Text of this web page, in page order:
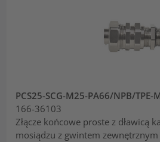
PCS25-SCG-M25-PA66/NPB/TPE-
166-36103
Złącze końcowe proste z dławicą
mosiądzu z gwintem